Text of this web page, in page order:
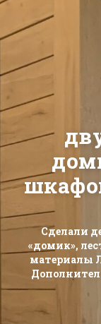
Сделали
«домик»,
материалы